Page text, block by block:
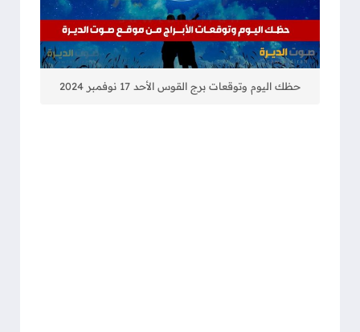
حظك اليوم وتوقعات برج القوس الأحد 17 نوفمبر 2024